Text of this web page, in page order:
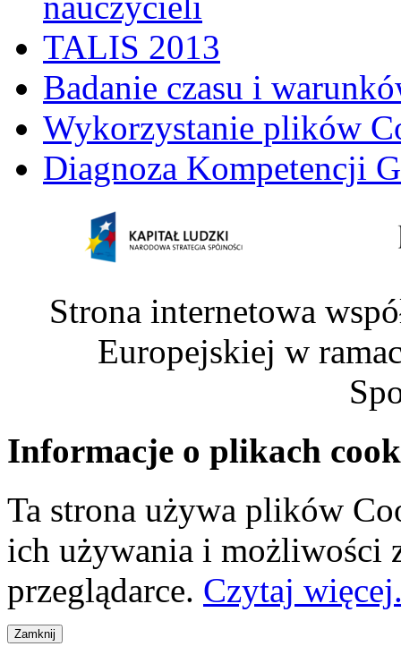
TALIS 2013
Badanie czasu i
Wykorzystanie plików
Diagnoza Kompetencji
Strona internetowa
Europejskiej w
Informacje o plikach
Ta strona używa plików
ich używania i możliwości
przeglądarce. Czytaj